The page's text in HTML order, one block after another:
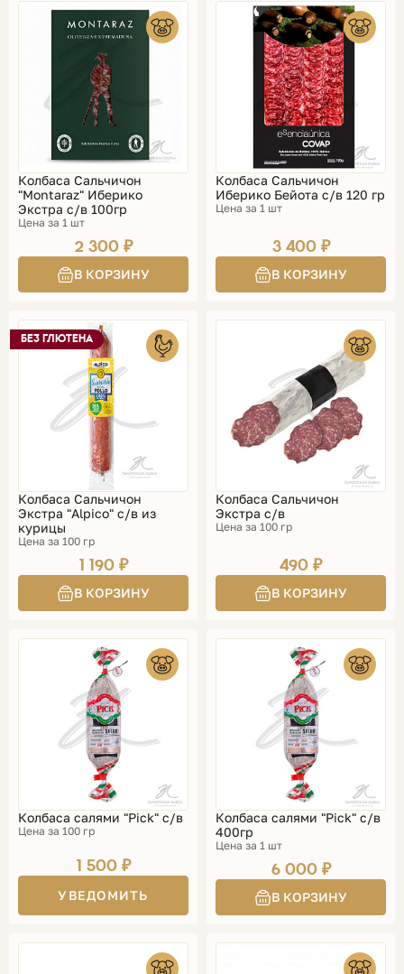
Колбаса Сальчичон
"Montaraz" Иберико
Экстра с/в 100гр
Цена за 1 шт
2 300 ₽
Колбаса Сальчичон
Иберико Бейота с/в 120 гр
Цена за 1 шт
3 400 ₽
БЕЗ ГЛЮТЕНА
Колбаса Сальчичон
Экстра "Alpico" с/в из
курицы
Цена за 100 гр
1 190 ₽
Колбаса Сальчичон
Экстра с/в
Цена за 100 гр
490 ₽
Колбаса салями "Pick" с/в
Цена за 100 гр
1 500 ₽
УВЕДОМИТЬ
Колбаса салями "Pick" с/в
400гр
Цена за 1 шт
6 000 ₽